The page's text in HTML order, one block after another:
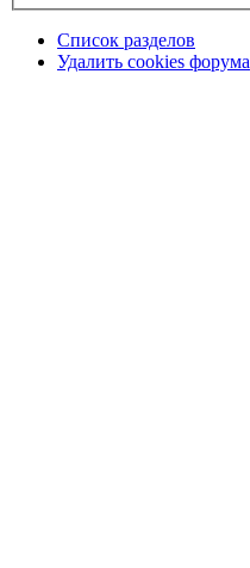
Список разделов
Удалить cookies форума